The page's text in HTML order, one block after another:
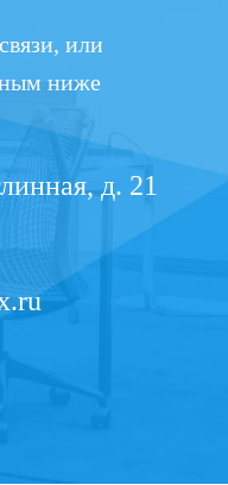
или
ниже
д. 21